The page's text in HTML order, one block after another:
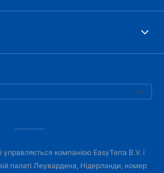
компанією EasyTerra B.V. і
палаті Леувардена, Нідерланди, номер